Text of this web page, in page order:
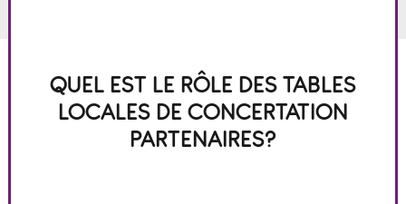
QUEL EST LE RÔLE DES TABLES
LOCALES DE CONCERTATION
PARTENAIRES?
ont le rôle de confirmer à PRÉCA la priorisation
des 16 déterminants de la persévérance scolaire
pouvant être soutenus pour leur territoire
respectif. Pour en savoir plus sur les tables de
concertation :